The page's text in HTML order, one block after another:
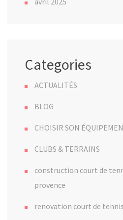
Categories
ACTUALITÉS
BLOG
CHOISIR SON
CLUBS & TERRAINS
construction court de
provence
renovation court de